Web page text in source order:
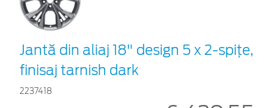
Jantă din aliaj 18" design 5 x 2-spiţe,
finisaj tarnish dark
2237418